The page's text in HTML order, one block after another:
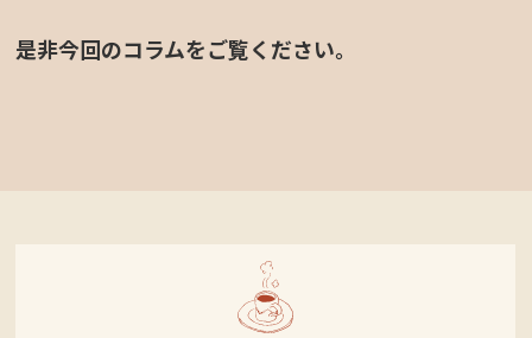
是非今回のコラムをご覧ください。